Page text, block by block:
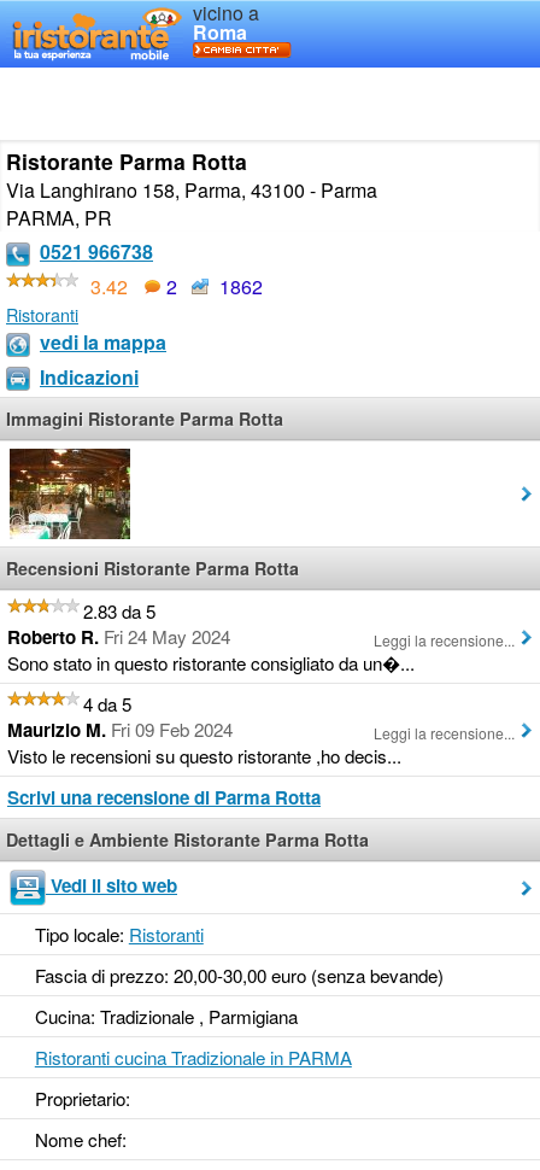
vicino a
Roma
Ristorante Parma Rotta
Via Langhirano 158, Parma, 43100 - Parma
PARMA, PR
0521 966738
3.42
2 1862
Ristoranti
vedi la mappa
Indicazioni
Immagini Ristorante Parma Rotta
Recensioni Ristorante Parma Rotta
2.83 da 5
Roberto R. Fri 24 May 2024
Sono stato in questo ristorante consigliato da un�...
Leggi la recensione...
4 da 5
Maurizio M. Fri 09 Feb 2024
Visto le recensioni su questo ristorante ,ho decis...
Leggi la recensione...
Scrivi una recensione di Parma Rotta
Dettagli e Ambiente Ristorante Parma Rotta
Vedi il sito web
Tipo locale: Ristoranti
Fascia di prezzo: 20,00-30,00 euro (senza bevande)
Cucina: Tradizionale , Parmigiana
Ristoranti cucina Tradizionale in PARMA
Proprietario:
Nome chef: